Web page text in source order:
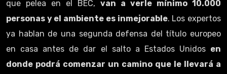
que pelea en el BEC, van a verle mínimo 10.000
personas y el ambiente es inmejorable. Los expertos
ya hablan de una segunda defensa del título europeo
en casa antes de dar el salto a Estados Unidos en
donde podrá comenzar un camino que le llevará a